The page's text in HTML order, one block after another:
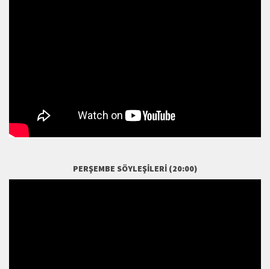
PERŞEMBE SÖYLEŞILERI (20:00)